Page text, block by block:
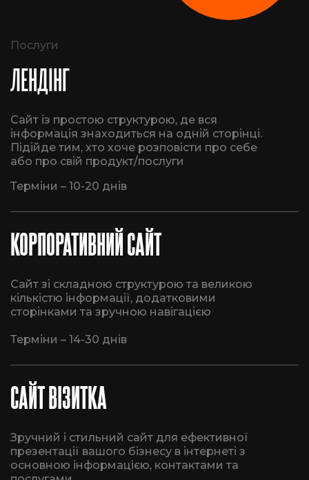
Послуги
ЛЕНДІНГ
Сайт із простою структурою, де вся
інформація знаходиться на одній сторінці.
Підійде тим, хто хоче розповісти про себе
або про свій продукт/послуги
Терміни – 10-20 днів
КОРПОРАТИВНИЙ САЙТ
Сайт зі складною структурою та великою
кількістю інформації, додатковими
сторінками та зручною навігацією
Терміни – 14-30 днів
САЙТ ВІЗИТКА
Зручний і стильний сайт для ефективної
презентації вашого бізнесу в інтернеті з
основною інформацією, контактами та